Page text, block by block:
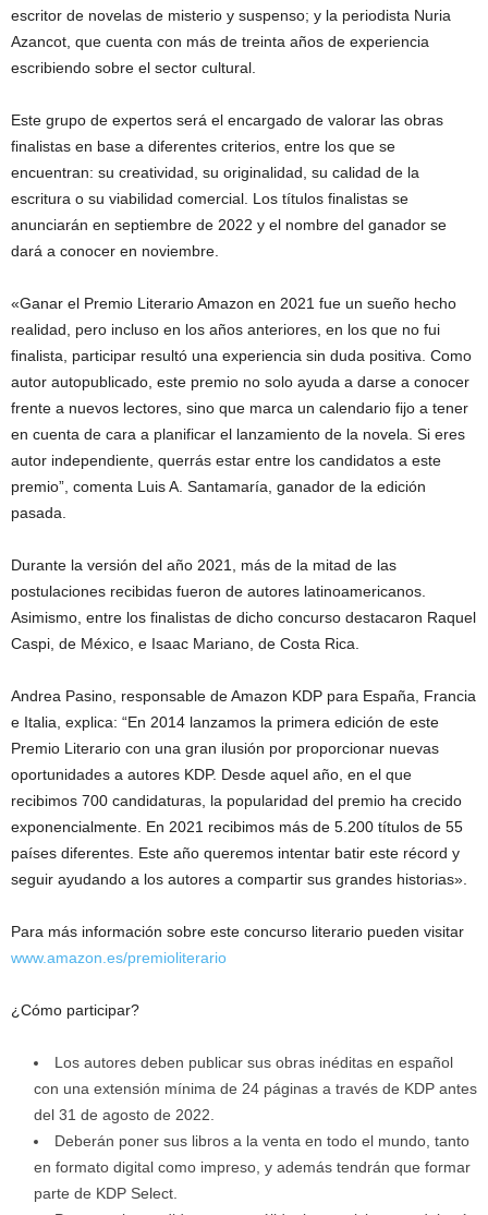
escritor de novelas de misterio y suspenso; y la periodista Nuria
Azancot, que cuenta con más de treinta años de experiencia
escribiendo sobre el sector cultural.
Este grupo de expertos será el encargado de valorar las obras
finalistas en base a diferentes criterios, entre los que se
encuentran: su creatividad, su originalidad, su calidad de la
escritura o su viabilidad comercial. Los títulos finalistas se
anunciarán en septiembre de 2022 y el nombre del ganador se
dará a conocer en noviembre.
«Ganar el Premio Literario Amazon en 2021 fue un sueño hecho
realidad, pero incluso en los años anteriores, en los que no fui
finalista, participar resultó una experiencia sin duda positiva. Como
autor autopublicado, este premio no solo ayuda a darse a conocer
frente a nuevos lectores, sino que marca un calendario fijo a tener
en cuenta de cara a planificar el lanzamiento de la novela. Si eres
autor independiente, querrás estar entre los candidatos a este
premio”, comenta Luis A. Santamaría, ganador de la edición
pasada.
Durante la versión del año 2021, más de la mitad de las
postulaciones recibidas fueron de autores latinoamericanos.
Asimismo, entre los finalistas de dicho concurso destacaron Raquel
Caspi, de México, e Isaac Mariano, de Costa Rica.
Andrea Pasino, responsable de Amazon KDP para España, Francia
e Italia, explica: “En 2014 lanzamos la primera edición de este
Premio Literario con una gran ilusión por proporcionar nuevas
oportunidades a autores KDP. Desde aquel año, en el que
recibimos 700 candidaturas, la popularidad del premio ha crecido
exponencialmente. En 2021 recibimos más de 5.200 títulos de 55
países diferentes. Este año queremos intentar batir este récord y
seguir ayudando a los autores a compartir sus grandes historias».
Para más información sobre este concurso literario pueden visitar
www.amazon.es/premioliterario
¿Cómo participar?
Los autores deben publicar sus obras inéditas en español
con una extensión mínima de 24 páginas a través de KDP antes
del 31 de agosto de 2022.
Deberán poner sus libros a la venta en todo el mundo, tanto
en formato digital como impreso, y además tendrán que formar
parte de KDP Select.